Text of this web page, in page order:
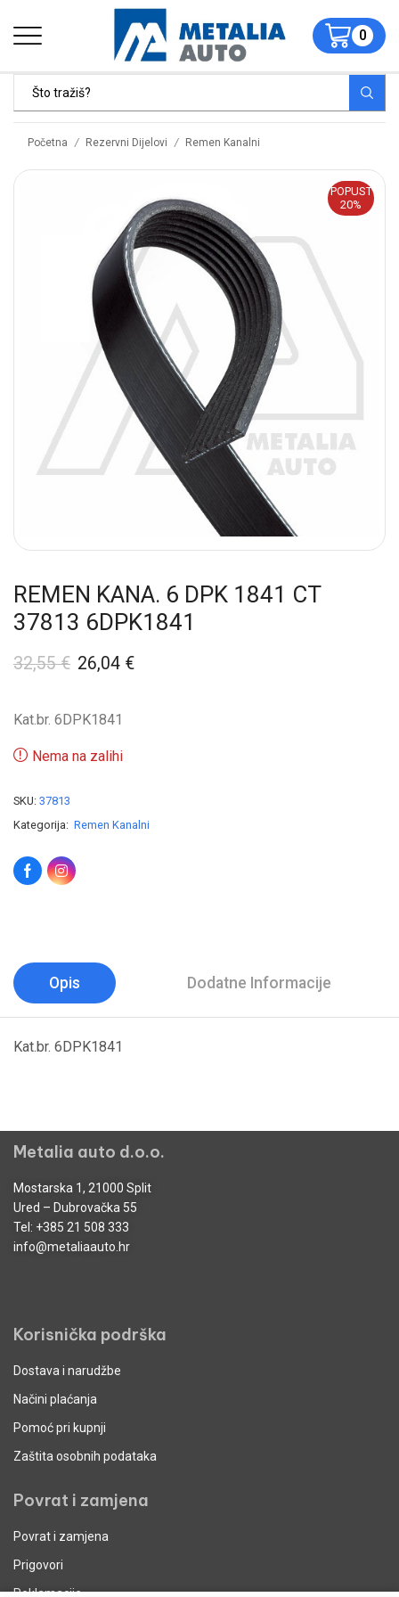
0
Početna / Rezervni Dijelovi / Remen Kanalni
POPUST
20%
REMEN KANA. 6 DPK 1841 CT
37813 6DPK1841
32,55€ 26,04 €
Kat.br. 6DPK1841
Nema na zalihi
SKU: 37813
Kategorija: Remen Kanalni
Opis Dodatne Informacije
Kat.br. 6DPK1841
Metalia auto d.o.o.
Mostarska 1, 21000 Split
Ured – Dubrovačka 55
Tel: +385 21 508 333
info@metaliaauto.hr
Korisnička podrška
Dostava i narudžbe
Načini plaćanja
Pomoć pri kupnji
Zaštita osobnih podataka
Povrat i zamjena
Povrat i zamjena
Prigovori
Reklamacije